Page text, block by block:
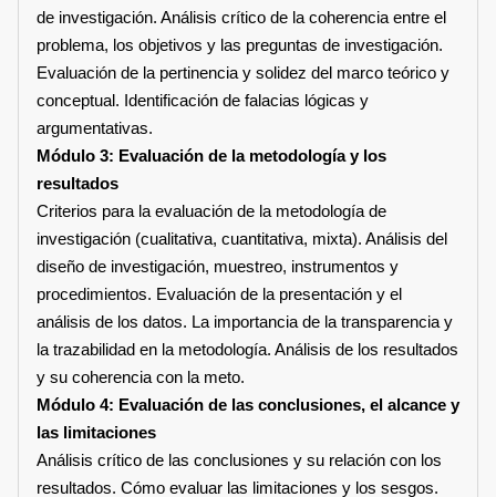
de investigación. Análisis crítico de la coherencia entre el
problema, los objetivos y las preguntas de investigación.
Evaluación de la pertinencia y solidez del marco teórico y
conceptual. Identificación de falacias lógicas y
argumentativas.
Módulo 3: Evaluación de la metodología y los
resultados
Criterios para la evaluación de la metodología de
investigación (cualitativa, cuantitativa, mixta). Análisis del
diseño de investigación, muestreo, instrumentos y
procedimientos. Evaluación de la presentación y el
análisis de los datos. La importancia de la transparencia y
la trazabilidad en la metodología. Análisis de los resultados
y su coherencia con la meto.
Módulo 4: Evaluación de las conclusiones, el alcance y
las limitaciones
Análisis crítico de las conclusiones y su relación con los
resultados. Cómo evaluar las limitaciones y los sesgos.